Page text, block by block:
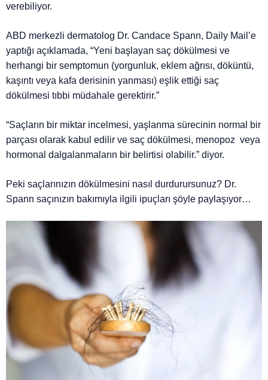
verebiliyor.
ABD merkezli dermatolog Dr. Candace Spann, Daily Mail’e
yaptığı açıklamada, “Yeni başlayan saç dökülmesi ve
herhangi bir semptomun (yorgunluk, eklem ağrısı, döküntü,
kaşıntı veya kafa derisinin yanması) eşlik ettiği saç
dökülmesi tıbbi müdahale gerektirir.”
“Saçların bir miktar incelmesi, yaşlanma sürecinin normal bir
parçası olarak kabul edilir ve saç dökülmesi, menopoz veya
hormonal dalgalanmaların bir belirtisi olabilir.” diyor.
Peki saçlarınızın dökülmesini nasıl durdurursunuz? Dr.
Spann saçınızın bakımıyla ilgili ipuçları şöyle paylaşıyor…